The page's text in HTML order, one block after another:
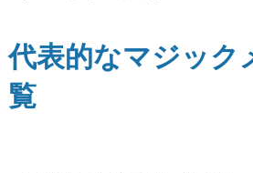
代表的なマジック
覧